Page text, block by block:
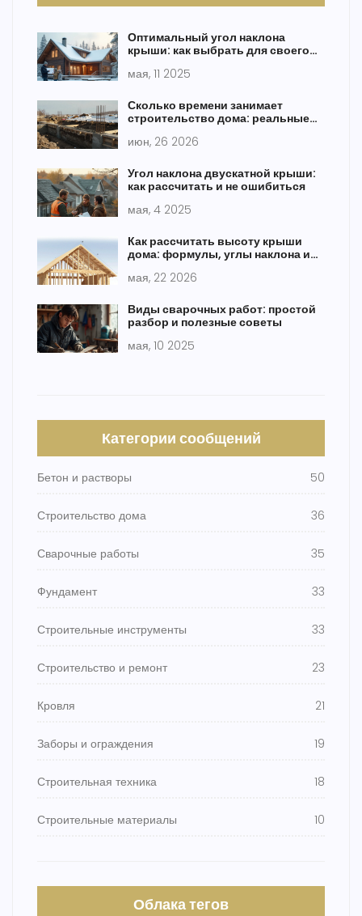
Оптимальный угол наклона
крыши: как выбрать для своего
мая, 11 2025
Сколько времени занимает
строительство дома: реальные
июн, 26 2026
Угол наклона двускатной крыши:
как рассчитать и не ошибиться
мая, 4 2025
Как рассчитать высоту крыши
дома: формулы, углы наклона и
мая, 22 2026
Виды сварочных работ: простой
разбор и полезные советы
мая, 10 2025
Категории сообщений
Бетон и растворы 50
Строительство дома 36
Сварочные работы 35
Фундамент 33
Строительные инструменты 33
Строительство и ремонт 23
Кровля 21
Заборы и ограждения 19
Строительная техника 18
Строительные материалы 10
Облака тегов